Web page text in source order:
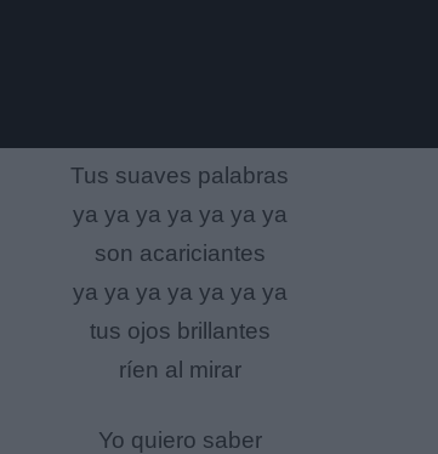
Tus suaves palabras
ya ya ya ya ya ya ya
son acariciantes
ya ya ya ya ya ya ya
tus ojos brillantes
ríen al mirar
Yo quiero saber